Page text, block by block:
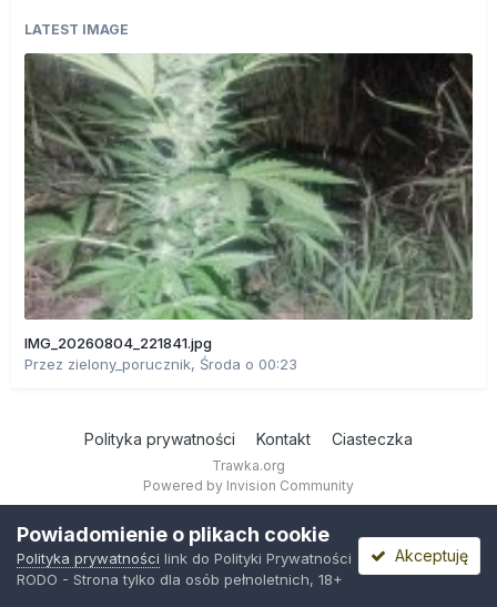
LATEST IMAGE
IMG_20260804_221841.jpg
Przez zielony_porucznik, Środa o 00:23
Polityka prywatności Kontakt Ciasteczka
Trawka.org
Powered by Invision Community
Powiadomienie o plikach cookie
Polityka prywatności link do Polityki Prywatności
RODO - Strona tylko dla osób pełnoletnich, 18+
Akceptuję